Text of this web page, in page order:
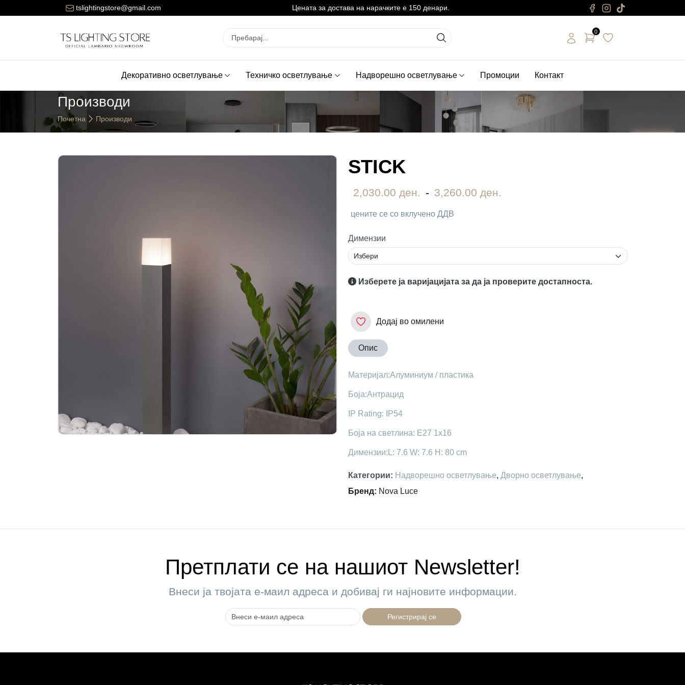
tslightingstore@gmail.com
Цената за достава на нарачките е 150 денари. Цената за достава на нарачките е 150 денари.
0
Декоративно осветлување Техничко осветлување Надворешно осветлување Промоции Контакт
Производи
Почетна Производи
STICK
2,030.00 ден. - 3,260.00 ден.
цените се со вклучено ДДВ
Димензии
Изберете ја варијацијата за да ја проверите достапноста.
Додај во омилени
Опис
Maтеријал:Алуминиум / пластика
Боја:Антрацид
IP Rating: IP54
Боја на светлина: E27 1x16
Димензии:L: 7.6 W: 7.6 H: 80 cm
Категории: Надворешно осветлување, Дворно осветлување,
Бренд: Nova Luce
Претплати се на нашиот Newsletter!
Внеси ја твојата е-маил адреса и добивај ги најновите информации.
Регистрирај се